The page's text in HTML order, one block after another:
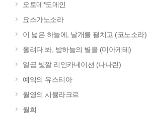
오토메*도메인
요스가노소라
이 넓은 하늘에, 날개를 펼치고 (코노소라)
올려다 봐, 밤하늘의 별을 (미아게테)
일곱 빛깔 리인카네이션 (나나린)
예익의 유스티아
월영의 시뮬라크르
월희